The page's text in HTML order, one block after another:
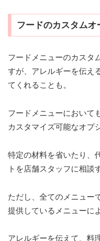
フードのカスタムオ
フードメニューのカスタ
すが、アレルギーを伝え
てくれることも。
フードメニューにおいて
カスタマイズ可能なオプ
特定の材料を省いたり、
トを店舗スタッフに相談
ただし、全てのメニュー
提供しているメニューに
アレルギーを伝えて、料